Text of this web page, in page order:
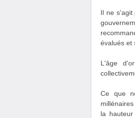
Il ne s'agit
évalués et
L'âge
Ce que
la